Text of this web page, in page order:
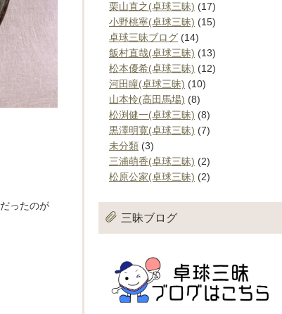
ったのが
栗山直之(卓球三昧) (17)
小野桃寧(卓球三昧) (15)
卓球三昧ブログ (14)
飯村直哉(卓球三昧) (13)
松本優希(卓球三昧) (12)
河田瞳(卓球三昧) (10)
山本怜(高田馬場) (8)
松渕健一(卓球三昧) (8)
黒澤明寛(卓球三昧) (7)
未分類 (3)
三浦萌香(卓球三昧) (2)
松原公家(卓球三昧) (2)
三昧ブログ